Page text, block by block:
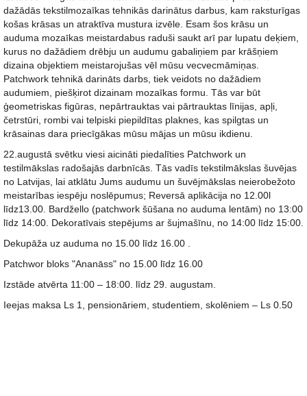
dažādās tekstilmozaīkas tehnikās darinātus darbus, kam raksturīgas
košas krāsas un atraktīva mustura izvēle. Esam šos krāsu un
auduma mozaīkas meistardabus raduši saukt arī par lupatu deķiem,
kurus no dažādiem drēbju un audumu gabaliņiem par krāšņiem
dizaina objektiem meistarojušas vēl mūsu vecvecmāmiņas.
Patchwork tehnikā darināts darbs, tiek veidots no dažādiem
audumiem, piešķirot dizainam mozaīkas formu. Tās var būt
ģeometriskas figūras, nepārtrauktas vai pārtrauktas līnijas, apļi,
četrstūri, rombi vai telpiski piepildītas plaknes, kas spilgtas un
krāsainas dara priecīgākas mūsu mājas un mūsu ikdienu.
22.augustā svētku viesi aicināti piedalīties Patchwork un
testilmākslas radošajās darbnīcās. Tās vadīs tekstilmākslas šuvējas
no Latvijas, lai atklātu Jums audumu un šuvējmākslas neierobežoto
meistarības iespēju noslēpumus; Reversā aplikācija no 12.00l
līdz13.00. Bardžello (patchwork šūšana no auduma lentām) no 13:00
līdz 14:00. Dekoratīvais stepējums ar šujmašīnu, no 14:00 līdz 15:00.
Dekupāža uz auduma no 15.00 līdz 16.00 .
Patchwor bloks "Ananāss" no 15.00 līdz 16.00
Izstāde atvērta 11:00 – 18:00. līdz 29. augustam.
Ieejas maksa Ls 1, pensionāriem, studentiem, skolēniem – Ls 0.50